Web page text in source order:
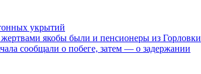
укрытий
якобы были и пенсионеры из Горловки
сообщали о побеге, затем — о задержании